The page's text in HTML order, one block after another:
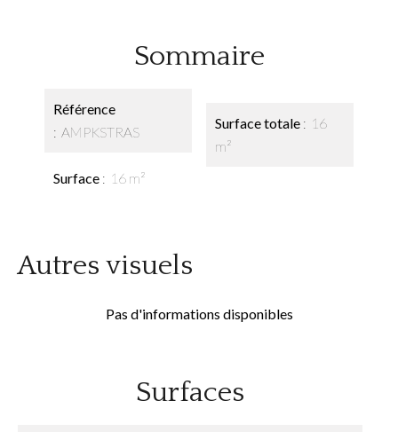
Sommaire
Référence
AMPKSTRAS
Surface 16 m²
Surface totale
16
m²
Autres visuels
Pas d'informations disponibles
Surfaces